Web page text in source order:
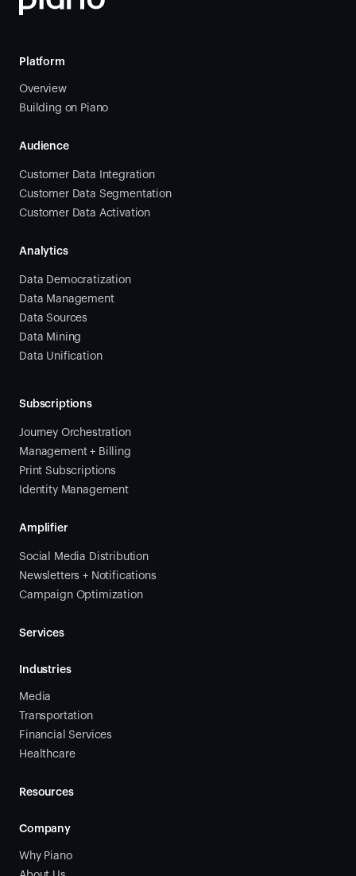
Platform
Overview
Building on Piano
Audience
Customer Data Integration
Customer Data Segmentation
Customer Data Activation
Analytics
Data Democratization
Data Management
Data Sources
Data Mining
Data Unification
Subscriptions
Journey Orchestration
Management + Billing
Print Subscriptions
Identity Management
Amplifier
Social Media Distribution
Newsletters + Notifications
Campaign Optimization
Services
Industries
Media
Transportation
Financial Services
Healthcare
Resources
Company
Why Piano